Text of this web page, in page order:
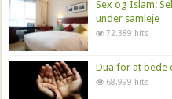
Sex og Islam:
under samleje
72.389 hits
Dua for at bede
68.999 hits